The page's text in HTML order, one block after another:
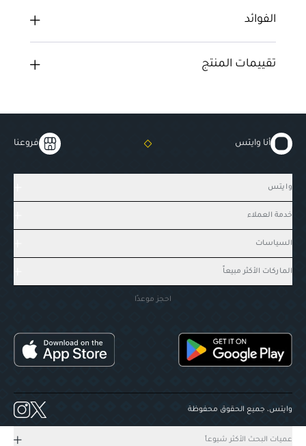
الفوائد
تقييمات المنتج
أنا وايتس فروعنا
وايتس
خدمة العملاء
السياسات
الماركات الأكثر مبيعاً
احجز موعدًا
وايتس، جميع الحقوق محفوظة
عميات البحث الأكثر شيوعاً